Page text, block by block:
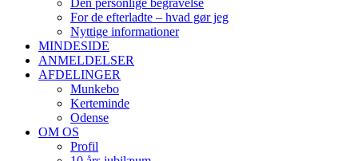
Den personlige begravelse
For de efterladte – hvad gør jeg
Nyttige informationer
MINDESIDE
ANMELDELSER
AFDELINGER
Munkebo
Kerteminde
Odense
OM OS
Profil